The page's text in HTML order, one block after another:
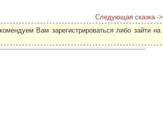
Следующая сказка ->
Вам зарегистрироваться либо зайти на